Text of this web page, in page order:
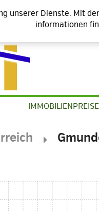
unserer Dienste. Mit
informationen